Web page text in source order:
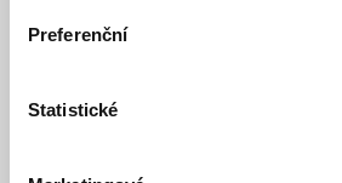
Preferenční
Statistické